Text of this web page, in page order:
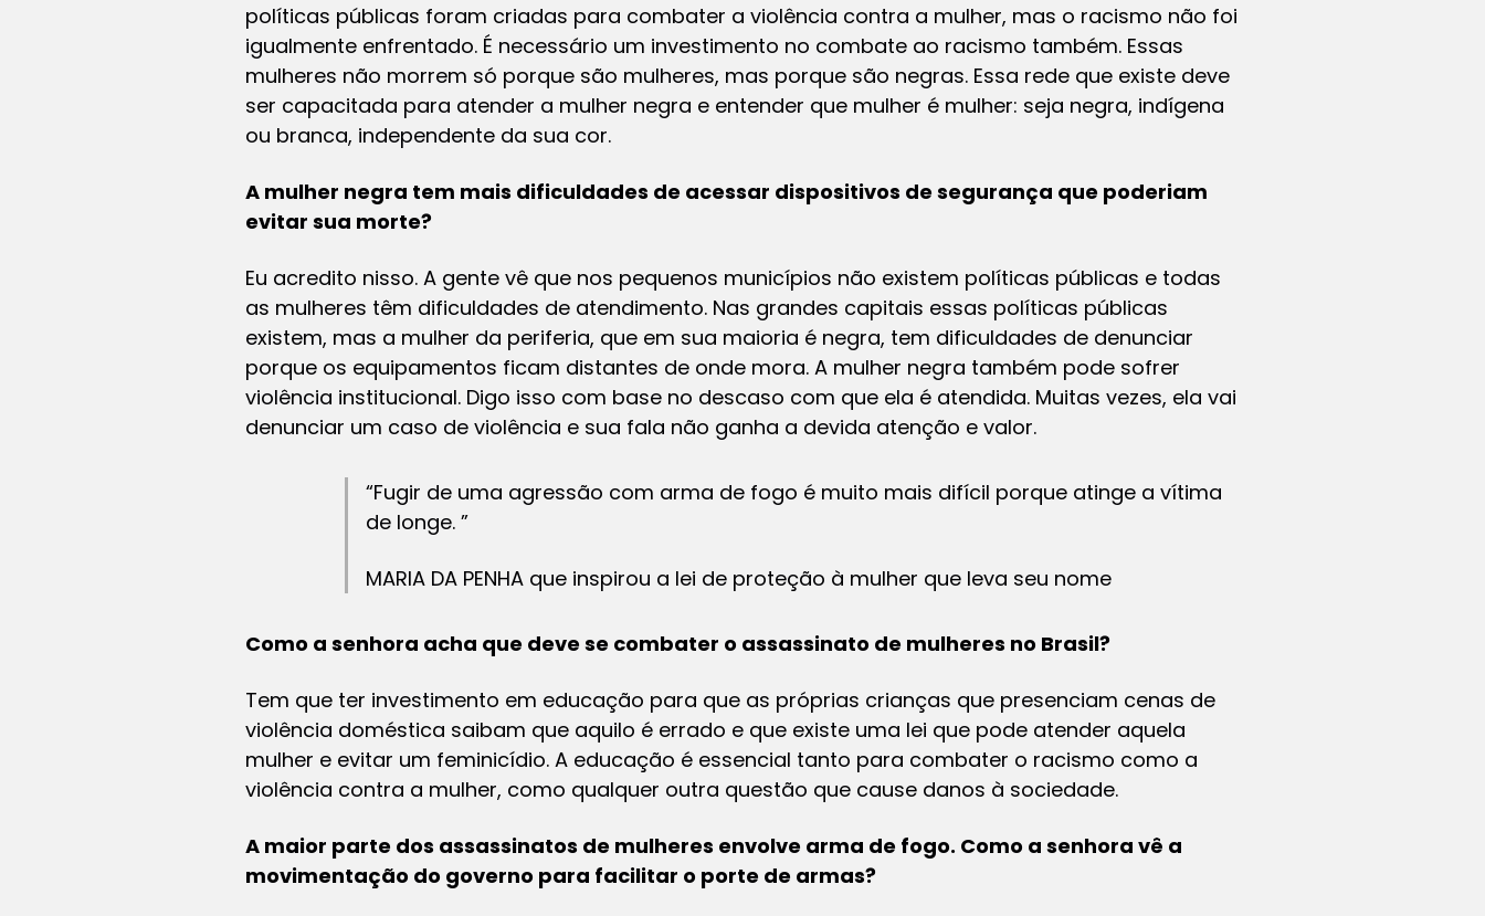
políticas públicas foram criadas para combater a violência contra a mulher, mas o racismo não foi
igualmente enfrentado. É necessário um investimento no combate ao racismo também. Essas
mulheres não morrem só porque são mulheres, mas porque são negras. Essa rede que existe deve
ser capacitada para atender a mulher negra e entender que mulher é mulher: seja negra, indígena
ou branca, independente da sua cor.
A mulher negra tem mais dificuldades de acessar dispositivos de segurança que poderiam
evitar sua morte?
Eu acredito nisso. A gente vê que nos pequenos municípios não existem políticas públicas e todas
as mulheres têm dificuldades de atendimento. Nas grandes capitais essas políticas públicas
existem, mas a mulher da periferia, que em sua maioria é negra, tem dificuldades de denunciar
porque os equipamentos ficam distantes de onde mora. A mulher negra também pode sofrer
violência institucional. Digo isso com base no descaso com que ela é atendida. Muitas vezes, ela vai
denunciar um caso de violência e sua fala não ganha a devida atenção e valor.
“Fugir de uma agressão com arma de fogo é muito mais difícil porque atinge a vítima
de longe. ”
MARIA DA PENHA que inspirou a lei de proteção à mulher que leva seu nome
Como a senhora acha que deve se combater o assassinato de mulheres no Brasil?
Tem que ter investimento em educação para que as próprias crianças que presenciam cenas de
violência doméstica saibam que aquilo é errado e que existe uma lei que pode atender aquela
mulher e evitar um feminicídio. A educação é essencial tanto para combater o racismo como a
violência contra a mulher, como qualquer outra questão que cause danos à sociedade.
A maior parte dos assassinatos de mulheres envolve arma de fogo. Como a senhora vê a
movimentação do governo para facilitar o porte de armas?